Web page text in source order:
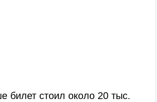
билет стоил около 20 тыс.